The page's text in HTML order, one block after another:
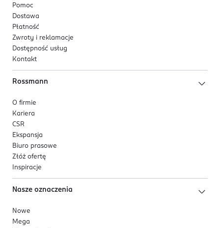
Pomoc
Dostawa
Płatność
Zwroty i reklamacje
Dostępność usług
Kontakt
Rossmann
O firmie
Kariera
CSR
Ekspansja
Biuro prasowe
Złóż ofertę
Inspiracje
Nasze oznaczenia
Nowe
Mega